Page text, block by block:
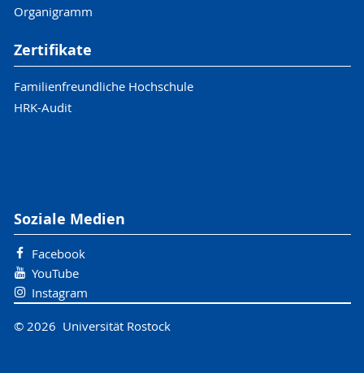
Organigramm
Zertifikate
Familienfreundliche Hochschule
HRK-Audit
Soziale Medien
Facebook
YouTube
Instagram
© 2026 Universität Rostock